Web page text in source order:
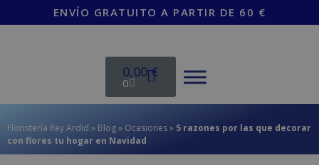
contenidoENVÍO GRATUITO A PARTIR DE 60 €
0,00€
0
Floristería Rey Ardid » Blog» Ocasiones» 5 razones por las que decorar
con flores tu hogar en Navidad